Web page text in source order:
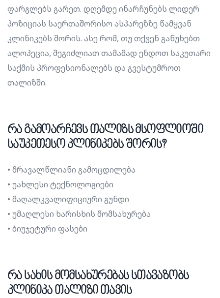
ფარგლებს გარეთ. დღემდე ინარჩუნებს ლიდერ
პოზიციას საერთაშორისო ასპარეზზე წამყვან
კლინიკებს შორის. ასე რომ, თუ თქვენ გაწუხებთ
ალოპეცია, შეგიძლიათ თამამად ენდოთ საკუთარი
საქმის პროფესიონალებს და გვესტუმროთ
თალიზში.
რა გამოარჩევს თალიზს მსოფლიოში
საუკეთესო კლინიკებს შორის?
• მრავალწლიანი გამოცდილება
• უახლესი ტექნოლოგიები
• მაღალკვალიფიციური გუნდი
• უმაღლესი ხარისხის მომსახურება
• ბიუჯეტური ფასები
რა სახის მომსახურებას სთავაზობს
კლინიკა თალიზი თავის